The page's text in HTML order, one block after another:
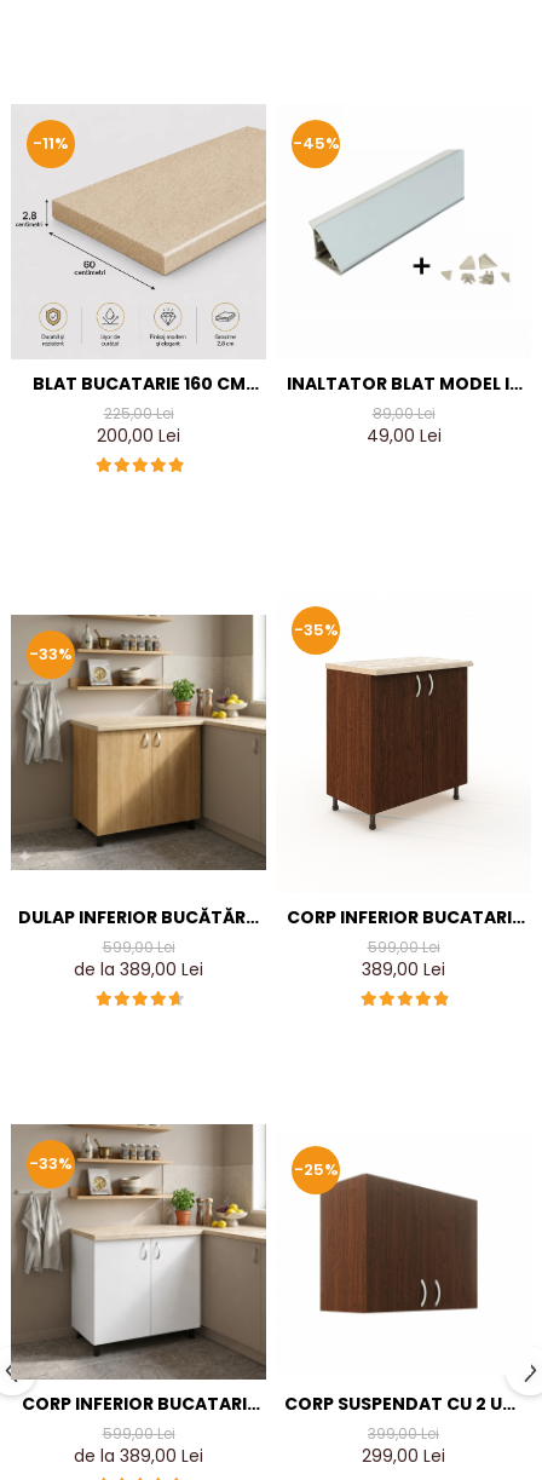
-11%
BLAT BUCATARIE 160 CM
TRAVERTIN LUIOS DE 28
MM, TERMO-REZISTENT
225,00 Lei
200,00 Lei
-45%
INALTATOR BLAT MODEL IT
/PLINTA ANTISTROP +
ACCESORII, PLASTIC CU
89,00 Lei
49,00 Lei
-33%
DULAP INFERIOR BUCĂTĂRIE
SONOMA 80X50X90 CM, 2
UȘI, PAL 18 MM
599,00 Lei
de la 389,00 Lei
-35%
CORP INFERIOR BUCATARIE
L80X50XH90CM, CULOARE
WENGE, PAL 18MM
599,00 Lei
389,00 Lei
-33%
CORP INFERIOR BUCATARIE
,CULOARE ALB, PAL 18MM
599,00 Lei
de la 389,00 Lei
-25%
CORP SUSPENDAT CU 2 USI,
80X60X35 CM, CULOARE
WENGE, PAL 18MM
399,00 Lei
299,00 Lei